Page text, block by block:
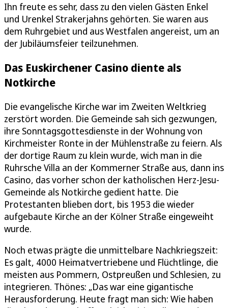
Ihn freute es sehr, dass zu den vielen Gästen Enkel
und Urenkel Strakerjahns gehörten. Sie waren aus
dem Ruhrgebiet und aus Westfalen angereist, um an
der Jubiläumsfeier teilzunehmen.
Das Euskirchener Casino diente als
Notkirche
Die evangelische Kirche war im Zweiten Weltkrieg
zerstört worden. Die Gemeinde sah sich gezwungen,
ihre Sonntagsgottesdienste in der Wohnung von
Kirchmeister Ronte in der Mühlenstraße zu feiern. Als
der dortige Raum zu klein wurde, wich man in die
Ruhrsche Villa an der Kommerner Straße aus, dann ins
Casino, das vorher schon der katholischen Herz-Jesu-
Gemeinde als Notkirche gedient hatte. Die
Protestanten blieben dort, bis 1953 die wieder
aufgebaute Kirche an der Kölner Straße eingeweiht
wurde.
Noch etwas prägte die unmittelbare Nachkriegszeit:
Es galt, 4000 Heimatvertriebene und Flüchtlinge, die
meisten aus Pommern, Ostpreußen und Schlesien, zu
integrieren. Thönes: „Das war eine gigantische
Herausforderung. Heute fragt man sich: Wie haben